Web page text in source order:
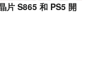
片 S865 和 PS5 開